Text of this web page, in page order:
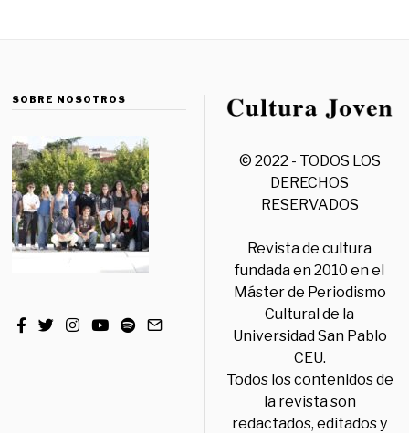
SOBRE NOSOTROS
© 2022 - TODOS LOS
DERECHOS
RESERVADOS
Revista de cultura
fundada en 2010 en el
Máster de Periodismo
Cultural de la
Universidad San Pablo
CEU.
Todos los contenidos de
la revista son
redactados, editados y